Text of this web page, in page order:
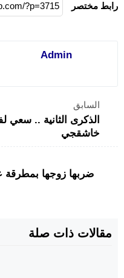
رابط مختصر
Admin
السابق
الذكرى الثانية ..
خاشقجي
ضربها زوجها بمطرقة
مقالات ذات صلة